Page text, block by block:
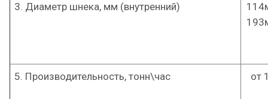
3. Диаметр шнека, мм (внутренний)
5. Производительность, тонн\час от